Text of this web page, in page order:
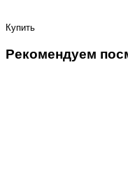
Купить
Рекомендуем